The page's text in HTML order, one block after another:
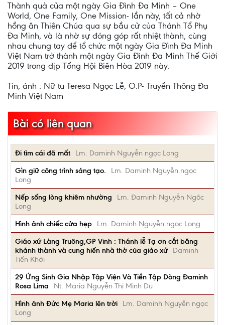
Thành quả của một ngày Gia Đình Đa Minh – One
World, One Family, One Mission- lần này, tất cả nhờ
hồng ân Thiên Chúa qua sự bầu cử của Thánh Tổ Phụ
Đa Minh, và là nhờ sự đóng góp rất nhiệt thành, cùng
nhau chung tay để tổ chức một ngày Gia Đình Đa Minh
Việt Nam trở thành một ngày Gia Đình Đa Minh Thế Giới
2019 trong dịp Tổng Hội Biên Hòa 2019 này.
Tin, ảnh : Nữ tu Teresa Ngọc Lễ, O.P- Truyền Thông Đa
Minh Việt Nam
Bài có liên quan
Đi tìm cái đã mất
Lm. Daminh Nguyễn ngọc Long
Gìn giữ công trình sáng tạo.
Lm. Daminh Nguyễn ngọc
Long
Nếp sống lòng khiêm nhường
Lm. Đaminh Nguyễn Ngôc
Long
Hình ảnh chiếc cửa hẹp
Lm. Daminh Nguyễn ngọc Long
Giáo xứ Làng Truông,GP Vinh : Thánh lễ Tạ ơn cắt băng
khánh thành và cung hiến nhà thờ của giáo xứ
Daminh
Tiến Khởi
29 Ứng Sinh Gia Nhập Tập Viện Và Tiền Tập Dòng Đaminh
Rosa Lima
Nt. Maria Nguyễn Thị Minh Du
Hình ảnh Đức Mẹ Maria lên trời
Lm. Daminh Nguyễn ngọc
Long